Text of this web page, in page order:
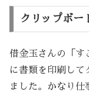
クリップボー
借金玉さんの「す
に書類を印刷して
ました。かなり仕